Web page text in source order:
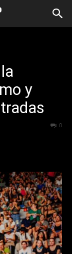
y
0